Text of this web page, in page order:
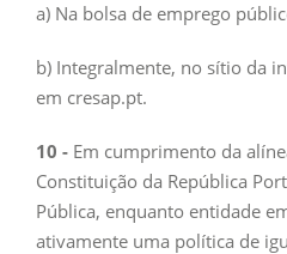
a) Na bolsa de emprego
b) Integralmente, no sítio da
em cresap.pt.
10 - Em cumprimento da
Constituição da República
Pública, enquanto entidade
ativamente uma política de